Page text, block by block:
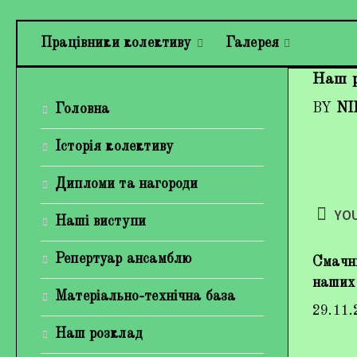
Працівники колективу Галерея
Наш
BY
наших
Головна
Історія колективу
Дипломи та нагороди
Наші виступи
Репертуар ансамблю
Матеріально-технічна база
Наш розклад